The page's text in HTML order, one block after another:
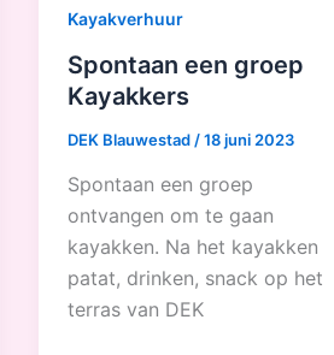
Kayakverhuur
Spontaan een groep
Kayakkers
DEK Blauwestad /18 juni 2023
Spontaan een groep
ontvangen om te gaan
kayakken. Na het kayakken
patat, drinken, snack op het
terras van DEK